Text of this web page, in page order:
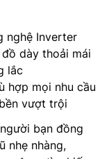
nghệ Inverter
dày thoải mái
lắc
hợp mọi nhu cầu
vượt trội
bạn đồng
nhẹ nhàng,